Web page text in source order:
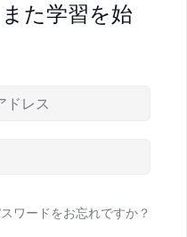
た学習を始
ワードをお忘れですか？